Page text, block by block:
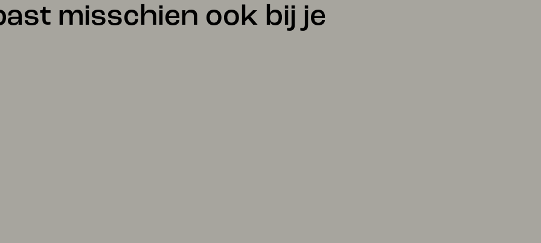
misschien ook bij je